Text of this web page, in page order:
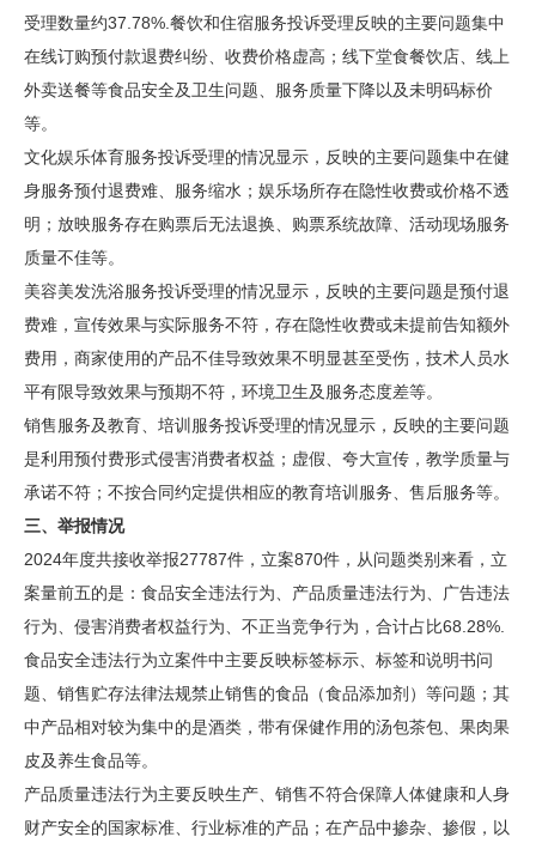
受理数量约37.78%.餐饮和住宿服务投诉受理反映的主要问题集中
在线订购预付款退费纠纷、收费价格虚高；线下堂食餐饮店、线上
外卖送餐等食品安全及卫生问题、服务质量下降以及未明码标价
等。
文化娱乐体育服务投诉受理的情况显示，反映的主要问题集中在健
身服务预付退费难、服务缩水；娱乐场所存在隐性收费或价格不透
明；放映服务存在购票后无法退换、购票系统故障、活动现场服务
质量不佳等。
美容美发洗浴服务投诉受理的情况显示，反映的主要问题是预付退
费难，宣传效果与实际服务不符，存在隐性收费或未提前告知额外
费用，商家使用的产品不佳导致效果不明显甚至受伤，技术人员水
平有限导致效果与预期不符，环境卫生及服务态度差等。
销售服务及教育、培训服务投诉受理的情况显示，反映的主要问题
是利用预付费形式侵害消费者权益；虚假、夸大宣传，教学质量与
承诺不符；不按合同约定提供相应的教育培训服务、售后服务等。
三、举报情况
2024年度共接收举报27787件，立案870件，从问题类别来看，立
案量前五的是：食品安全违法行为、产品质量违法行为、广告违法
行为、侵害消费者权益行为、不正当竞争行为，合计占比68.28%.
食品安全违法行为立案件中主要反映标签标示、标签和说明书问
题、销售贮存法律法规禁止销售的食品（食品添加剂）等问题；其
中产品相对较为集中的是酒类，带有保健作用的汤包茶包、果肉果
皮及养生食品等。
产品质量违法行为主要反映生产、销售不符合保障人体健康和人身
财产安全的国家标准、行业标准的产品；在产品中掺杂、掺假，以